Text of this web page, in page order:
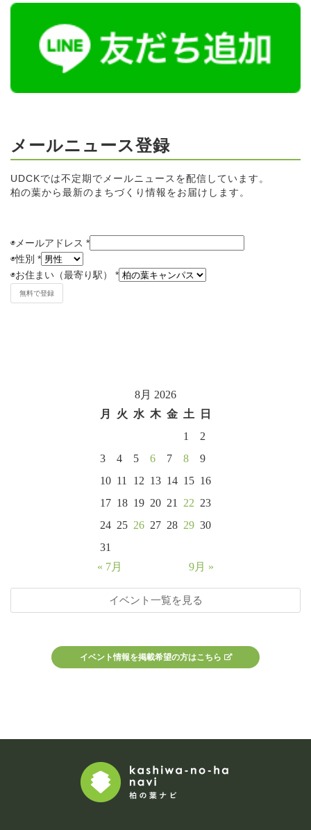
メールニュース登録
UDCKでは不定期でメールニュースを配信しています。
柏の葉から最新のまちづくり情報をお届けします。
◉メールアドレス *
◉性別 *
◉お住まい（最寄り駅） *
8月 2026
月
火 水 木 金 土
日
1
2
3
4 5 6 7 8
9
10 11 12 13 14 15 16
17 18 19 20 21 22 23
24 25 26 27 28 29 30
31
« 7月
9月 »
イベント一覧を見る
イベント情報を掲載希望の方はこちら